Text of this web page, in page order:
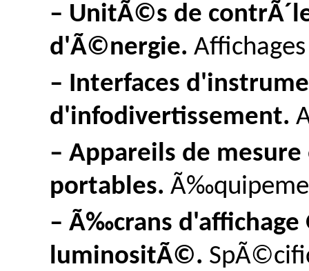
– UnitÃ©s de
d'Ã©nergie.
– Interfaces
d'infodivertissement.
– Appareils de
portables.
– Ã‰crans d'affichage
luminositÃ©.